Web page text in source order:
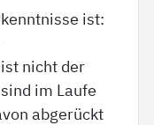
ist:
nicht der
im Laufe
abgerückt